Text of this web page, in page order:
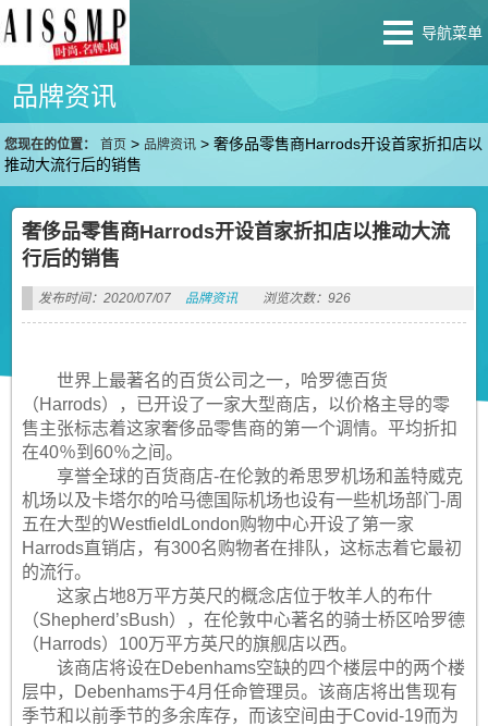
导航菜单
品牌资讯
您现在的位置： 首页 > 品牌资讯 >奢侈品零售商Harrods开设首家折扣店以
推动大流行后的销售
奢侈品零售商Harrods开设首家折扣店以推动大流
行后的销售
发布时间：2020/07/07 品牌资讯 浏览次数：926
世界上最著名的百货公司之一，哈罗德百货
（Harrods），已开设了一家大型商店，以价格主导的零
售主张标志着这家奢侈品零售商的第一个调情。平均折扣
在40％到60％之间。
享誉全球的百货商店-在伦敦的希思罗机场和盖特威克
机场以及卡塔尔的哈马德国际机场也设有一些机场部门-周
五在大型的WestfieldLondon购物中心开设了第一家
Harrods直销店，有300名购物者在排队，这标志着它最初
的流行。
这家占地8万平方英尺的概念店位于牧羊人的布什
（Shepherd’sBush），在伦敦中心著名的骑士桥区哈罗德
（Harrods）100万平方英尺的旗舰店以西。
该商店将设在Debenhams空缺的四个楼层中的两个楼
层中，Debenhams于4月任命管理员。该商店将出售现有
季节和以前季节的多余库存，而该空间由于Covid-19而为